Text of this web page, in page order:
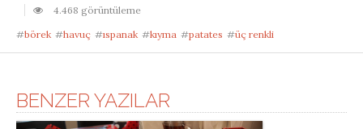
4.468 görüntüleme
#börek #havuç #ıspanak #kıyma #patates #üç renkli
BENZER YAZILAR